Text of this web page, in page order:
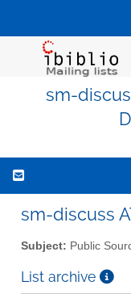
sm-
sm-discuss
Subject: Public
List archive